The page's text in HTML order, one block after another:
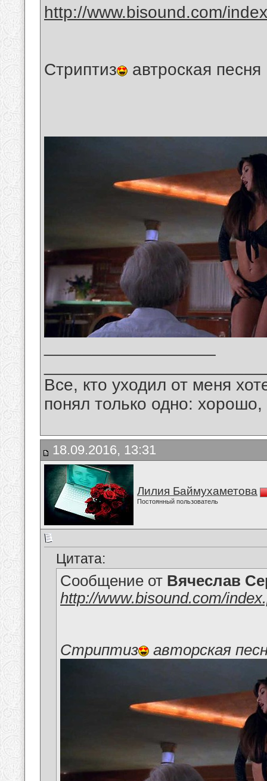
http://www.bisound.com/
Стриптиз автроская песня
Все, кто уходил от меня
понял только одно:
18.09.2016, 13:31
Лилия Баймухаметова
Постоянный пользователь
Цитата:
Сообщение от Вячеслав
http://www.bisound.com/
Стриптиз авторская